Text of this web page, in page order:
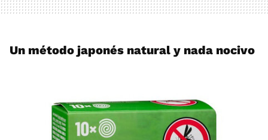
Un método japonés natural y nada nocivo